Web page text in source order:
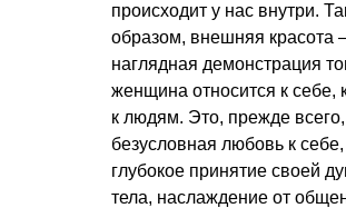
происходит у нас внутри.
образом, внешняя красота
наглядная демонстрация
женщина относится к себе,
к людям. Это, прежде всего,
безусловная любовь к себе,
глубокое принятие своей
тела, наслаждение от